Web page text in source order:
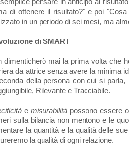
pensare in anticipo al
di ottenere il risultato?" e poi
in un periodo di sei mesi, ma
di SMART
dimenticherò mai la prima volta che
da attrice senza avere la minima
della persona con cui si
Rilevante e Tracciabile.
emisurabilità possono essere
sulla bilancia non mentono e le
la quantità e la qualità delle
la qualità di ogni relazione.